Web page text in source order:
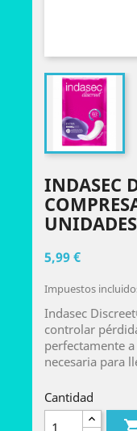
INDASEC
UNIDADES
5,99 €
Impuestos
Indasec
controlar
perfectamente
necesaria para
Cantidad